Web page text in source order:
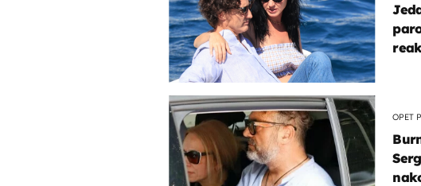
OPET